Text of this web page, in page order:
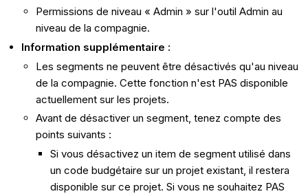
Permissions de niveau « Admin » sur l'outil Admin au
niveau de la compagnie.
Information supplémentaire :
Les segments ne peuvent être désactivés qu'au niveau
de la compagnie. Cette fonction n'est PAS disponible
actuellement sur les projets.
Avant de désactiver un segment, tenez compte des
points suivants :
Si vous désactivez un item de segment utilisé dans
un code budgétaire sur un projet existant, il restera
disponible sur ce projet. Si vous ne souhaitez PAS